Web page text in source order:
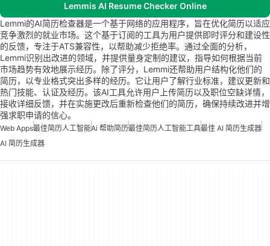
Lemmis AI Resume Checker Online
Lemmi的AI简历检查器是一个基于网络的应用程序，旨在优化简历以适应
竞争激烈的就业市场。这个基于订阅的工具为用户提供即时评分和建设性
的反馈，专注于ATS兼容性，以帮助减少拒绝率。通过全面的分析，
Lemmi识别出改进的领域，并提供量身定制的建议，指导如何根据当前
市场趋势有效地展示经历。除了评分，Lemmi还帮助用户结构化他们的
简历，以专业格式突出多样的经历。它让用户了解行业标准，建议更新和
热门技能、认证及经历。该AI工具允许用户上传简历以及职位空缺详情，
接收详细反馈，并在实施更改后重新检查他们的简历，确保持续改进并增
强求职申请的信心。
Web Apps最佳简历人工智能Ai 帮助简历最佳简历人工智能工具最佳 AI 简历生成器
AI 简历生成器